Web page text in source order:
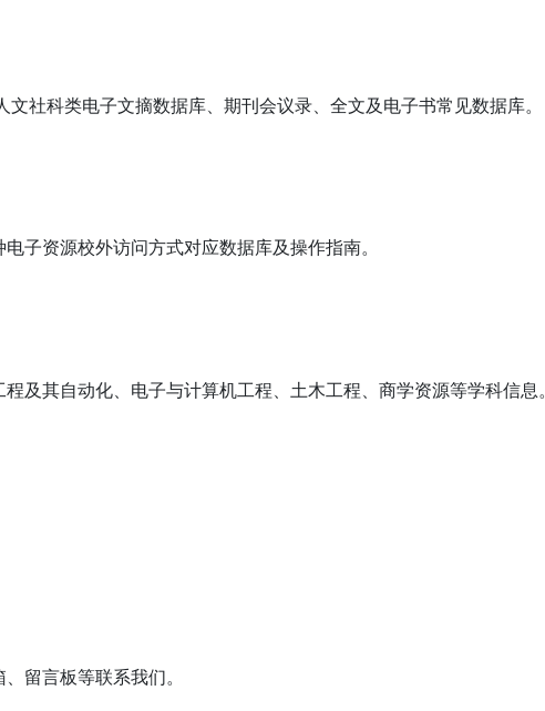
社科类电子文摘数据库、期刊会议录、全文及电子书常见数据库。
子资源校外访问方式对应数据库及操作指南。
及其自动化、电子与计算机工程、土木工程、商学资源等学科信息
留言板等联系我们。